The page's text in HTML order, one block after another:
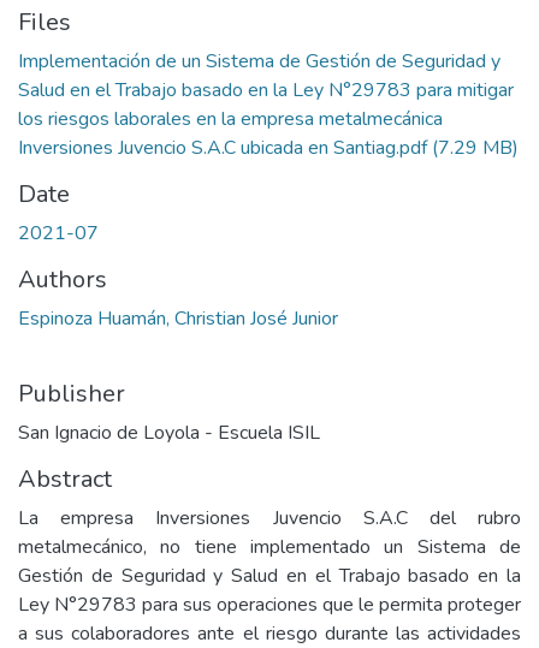
Files
Implementación de un Sistema de Gestión de Seguridad y
Salud en el Trabajo basado en la Ley N°29783 para mitigar
los riesgos laborales en la empresa metalmecánica
Inversiones Juvencio S.A.C ubicada en Santiag.pdf(7.29 MB)
Date
2021-07
Authors
Espinoza Huamán, Christian José Junior
Publisher
San Ignacio de Loyola - Escuela ISIL
Abstract
La empresa Inversiones Juvencio S.A.C del rubro
metalmecánico, no tiene implementado un Sistema de
Gestión de Seguridad y Salud en el Trabajo basado en la
Ley N°29783 para sus operaciones que le permita proteger
a sus colaboradores ante el riesgo durante las actividades